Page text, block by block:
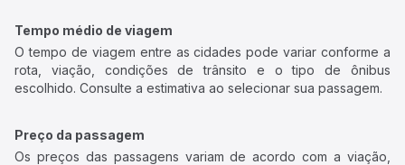
Tempo médio de viagem
O tempo de viagem entre as cidades pode variar conforme a
rota, viação, condições de trânsito e o tipo de ônibus
escolhido. Consulte a estimativa ao selecionar sua passagem.
Preço da passagem
Os preços das passagens variam de acordo com a viação,